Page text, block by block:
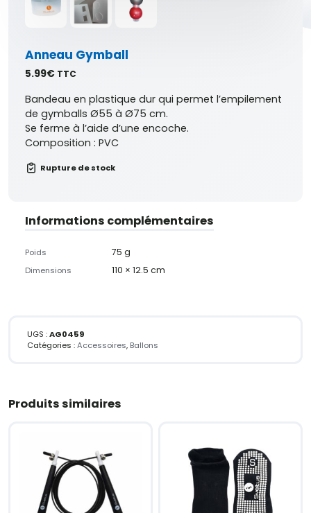
Anneau Gymball
5.99€ TTC
Bandeau en plastique dur qui permet l’empilement
de gymballs Ø55 à Ø75 cm.
Se ferme à l’aide d’une encoche.
Composition : PVC
Rupture de stock
Informations complémentaires
Poids 75 g
Dimensions 110 × 12.5 cm
UGS :AG0459
Catégories :Accessoires, Ballons
Produits similaires